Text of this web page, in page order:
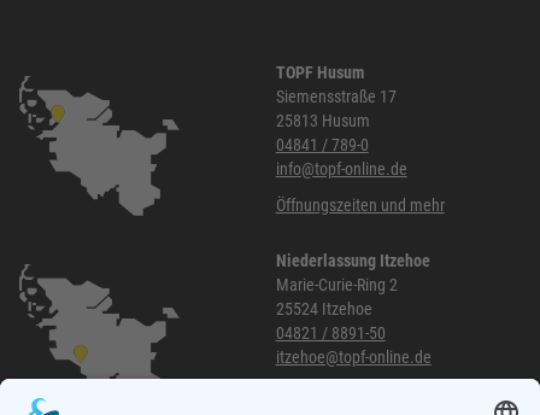
TOPF Husum
Siemensstraße 17
25813 Husum
04841 / 789-0
info@topf-online.de
Öffnungszeiten und mehr
Niederlassung Itzehoe
Marie-Curie-Ring 2
25524 Itzehoe
04821 / 8891-50
itzehoe@topf-online.de